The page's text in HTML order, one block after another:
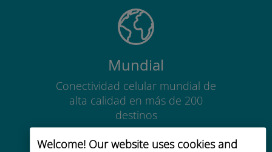
Welcome! Our website uses cookies and
Mundial
Conectividad celular mundial de
alta calidad en más de 200
destinos